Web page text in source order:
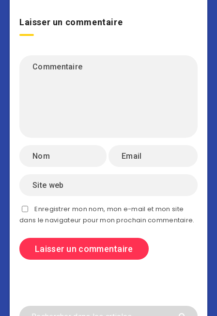
Laisser un commentaire
Enregistrer mon nom, mon e-mail et mon site
dans le navigateur pour mon prochain commentaire.